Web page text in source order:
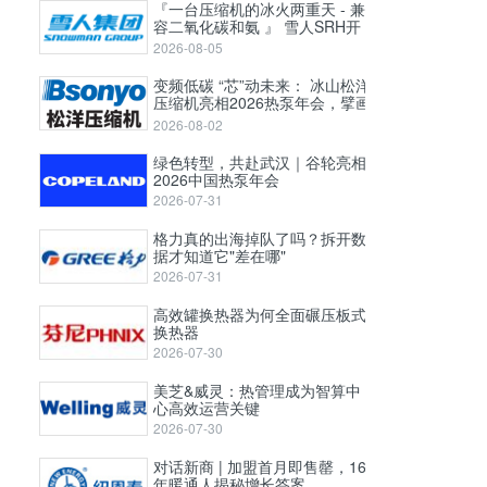
『一台压缩机的冰火两重天 - 兼
容二氧化碳和氨 』 雪人SRH开
启式高压螺杆压缩机
2026-08-05
变频低碳 “芯”动未来： 冰山松洋
压缩机亮相2026热泵年会，擘画
工业高温与极寒采暖新图景
2026-08-02
绿色转型，共赴武汉｜谷轮亮相
2026中国热泵年会
2026-07-31
格力真的出海掉队了吗？拆开数
据才知道它"差在哪"
2026-07-31
高效罐换热器为何全面碾压板式
换热器
2026-07-30
美芝&威灵：热管理成为智算中
心高效运营关键
2026-07-30
对话新商 | 加盟首月即售罄，16